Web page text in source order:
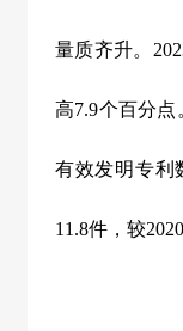
量质齐升。
高7.9个百分点
有效发明专利
11.8件，较2020